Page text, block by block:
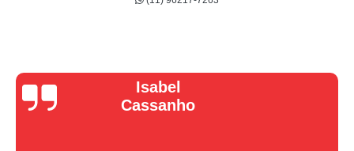
onde encontrar instalar portão eletrônico no Tremembé
instalação de portão automático basculante preço no Jardim Iguatemi
Vera Maria